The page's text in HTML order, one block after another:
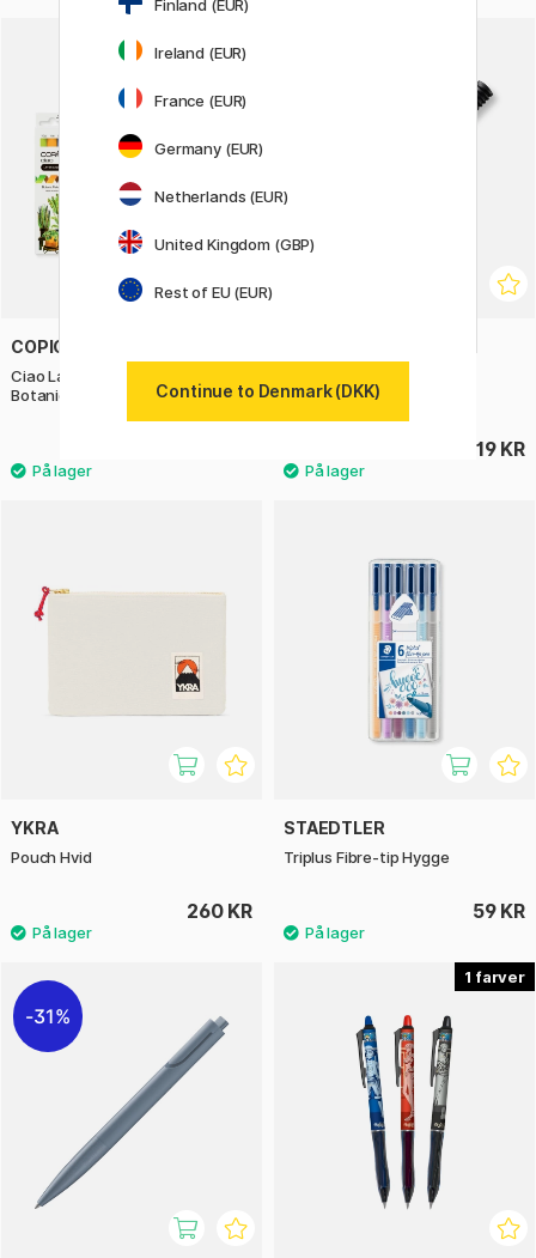
COPIC
Ciao Layer & Mix 3D Starter Set
Botanic
319 KR
YKRA
Pouch Hvid
260 KR
STAEDTLER
Triplus Fibre-tip Hygge
59 KR
31%
1
Finland (EUR)
Ireland (EUR)
France (EUR)
Germany (EUR)
Netherlands (EUR)
United Kingdom (GBP)
Rest of EU (EUR)
Continue to Denmark (DKK)